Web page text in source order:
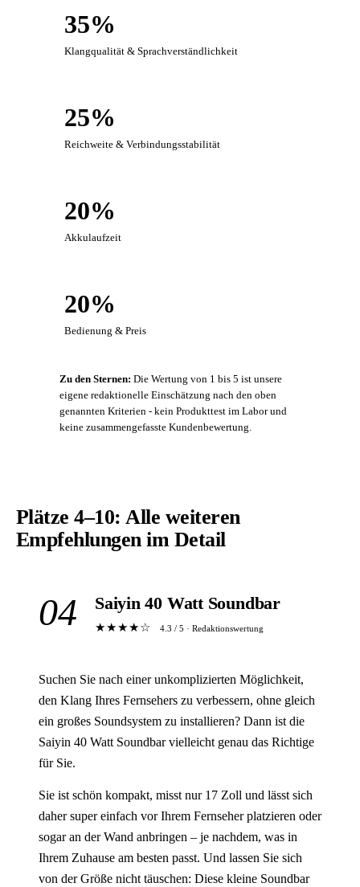
35%
Klangqualität & Sprachverständlichkeit
25%
Reichweite & Verbindungsstabilität
20%
Akkulaufzeit
20%
Bedienung & Preis
Zu den Sternen: Die Wertung von 1 bis 5 ist unsere
eigene redaktionelle Einschätzung nach den oben
genannten Kriterien - kein Produkttest im Labor und
keine zusammengefasste Kundenbewertung.
Plätze 4–10: Alle weiteren
Empfehlungen im Detail
04 Saiyin 40 Watt Soundbar
★★★★☆ 4.3 / 5 · Redaktionswertung
Suchen Sie nach einer unkomplizierten Möglichkeit,
den Klang Ihres Fernsehers zu verbessern, ohne gleich
ein großes Soundsystem zu installieren? Dann ist die
Saiyin 40 Watt Soundbar vielleicht genau das Richtige
für Sie.
Sie ist schön kompakt, misst nur 17 Zoll und lässt sich
daher super einfach vor Ihrem Fernseher platzieren oder
sogar an der Wand anbringen – je nachdem, was in
Ihrem Zuhause am besten passt. Und lassen Sie sich
von der Größe nicht täuschen: Diese kleine Soundbar